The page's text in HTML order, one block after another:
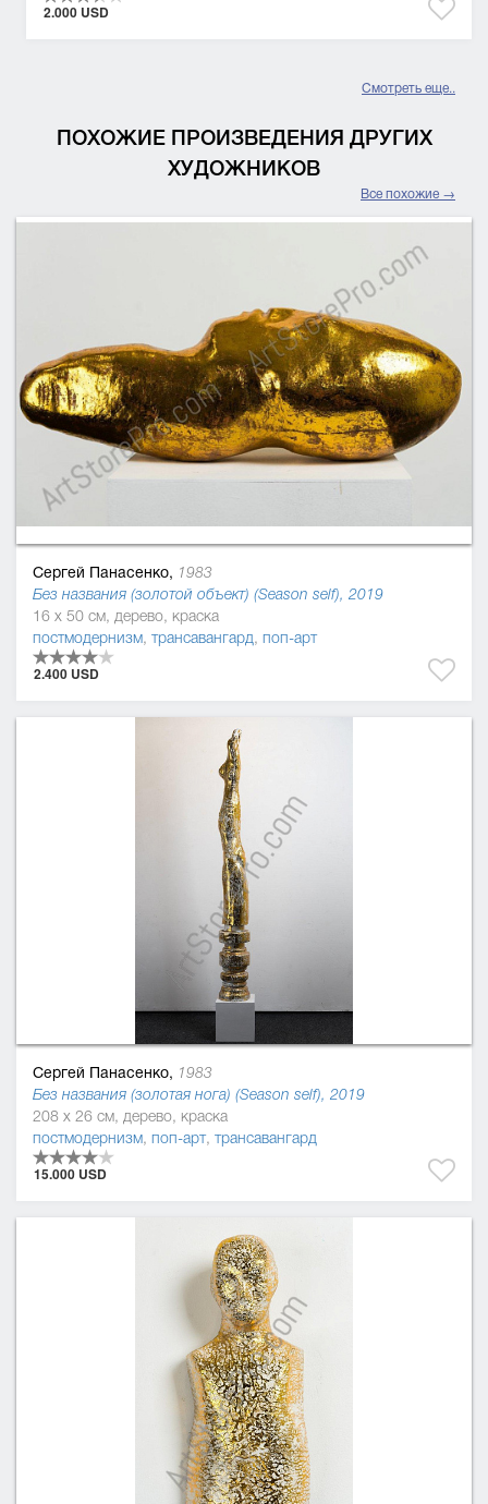
2.000 USD
Смотреть еще..
ПОХОЖИЕ ПРОИЗВЕДЕНИЯ ДРУГИХ
ХУДОЖНИКОВ
Все похожие →
Сергей Панасенко, 1983
Без названия (золотой объект) (Season self), 2019
16 x 50 см, дерево, краска
постмодернизм, трансавангард, поп-арт
2.400 USD
Сергей Панасенко, 1983
Без названия (золотая нога) (Season self), 2019
208 x 26 см, дерево, краска
постмодернизм, поп-арт, трансавангард
15.000 USD